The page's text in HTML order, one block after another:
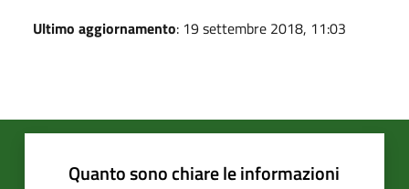
Ultimo aggiornamento: 19 settembre 2018, 11:03
Quanto sono chiare le informazioni